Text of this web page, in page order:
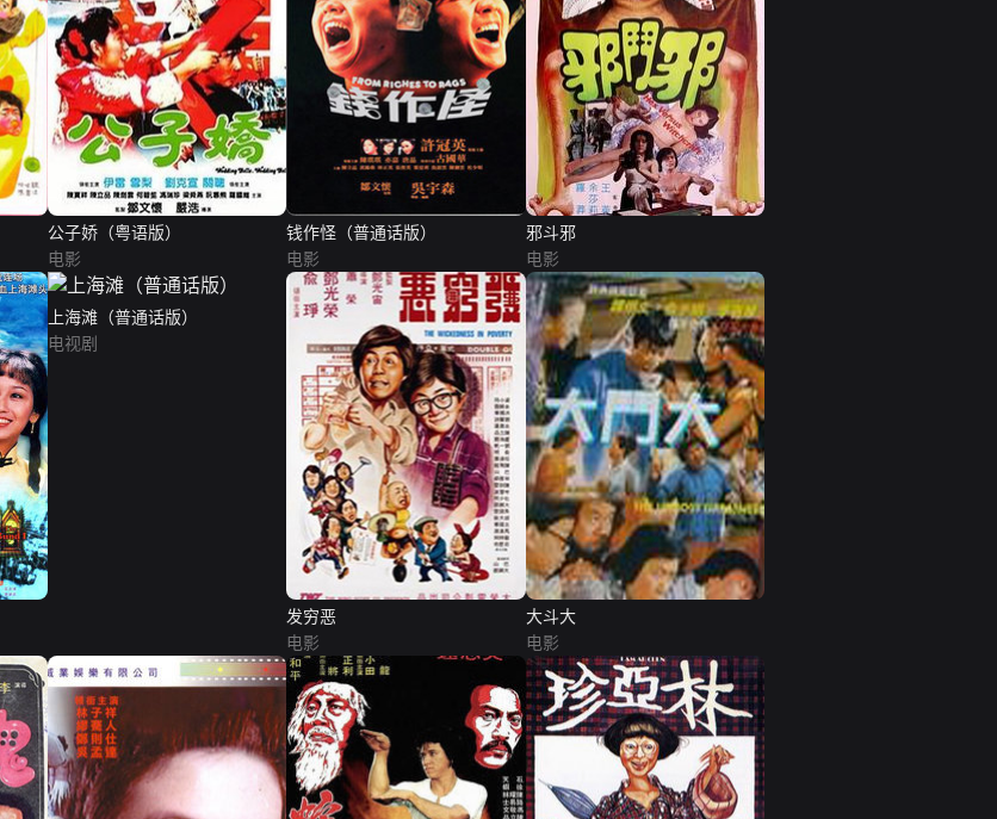
公子娇（粤语版）
电影
钱作怪（普通话版）
电影
邪斗邪
电影
上海滩（普通话版）
电视剧
发穷恶
电影
大斗大
电影